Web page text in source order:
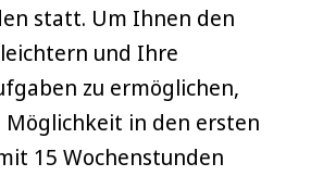
statt. Um Ihnen den
und Ihre
zu ermöglichen,
Möglichkeit in den ersten
15 Wochenstunden